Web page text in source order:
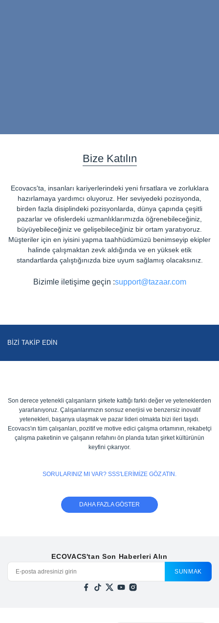
Bize Katılın
Ecovacs'ta, insanları kariyerlerindeki yeni fırsatlara ve zorluklara
hazırlamaya yardımcı oluyoruz. Her seviyedeki pozisyonda,
birden fazla disiplindeki pozisyonlarda, dünya çapında çeşitli
pazarlar ve ofislerdeki uzmanlıklarımızda öğrenebileceğiniz,
büyüyebileceğiniz ve gelişebileceğiniz bir ortam yaratıyoruz.
Müşteriler için en iyisini yapma taahhüdümüzü benimseyip ekipler
halinde çalışmaktan zevk aldığında ve en yüksek etik
standartlarda çalıştığınızda bize uyum sağlamış olacaksınız.
Bizimle iletişime geçin :support@tazaar.com
BIZI TAKIP EDIN
Son derece yetenekli çalışanların şirkete kattığı farklı değer ve yeteneklerden
yararlanıyoruz. Çalışanlarımızın sonsuz enerjisi ve benzersiz inovatif
yetenekleri, başarıya ulaşmak ve pazar lideri olmakta bizi ileri taşıdı.
Ecovacs'ın tüm çalışanları, pozitif ve motive edici çalışma ortamının, rekabetçi
çalışma paketinin ve çalışanın refahını ön planda tutan şirket kültürünün
keyfini çıkarıyor.
SORULARINIZ MI VAR? SSS'LERİMİZE GÖZ ATIN.
DAHA FAZLA GÖSTER
ECOVACS'tan Son Haberleri Alın
SUNMAK